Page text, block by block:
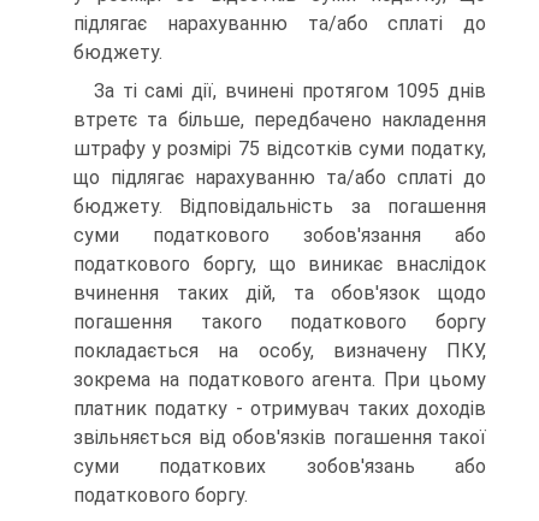
підлягає нарахуванню та/або сплаті до
бюджету.
За ті самі дії, вчинені протягом 1095 днів
втретє та більше, передбачено накладення
штрафу у розмірі 75 відсотків суми податку,
що підлягає нарахуванню та/або сплаті до
бюджету. Відповідальність за погашення
суми податкового зобов'язання або
податкового боргу, що виникає внаслідок
вчинення таких дій, та обов'язок щодо
погашення такого податкового боргу
покладається на особу, визначену ПКУ,
зокрема на податкового агента. При цьому
платник податку - отримувач таких доходів
звільняється від обов'язків погашення такої
суми податкових зобов'язань або
податкового боргу.